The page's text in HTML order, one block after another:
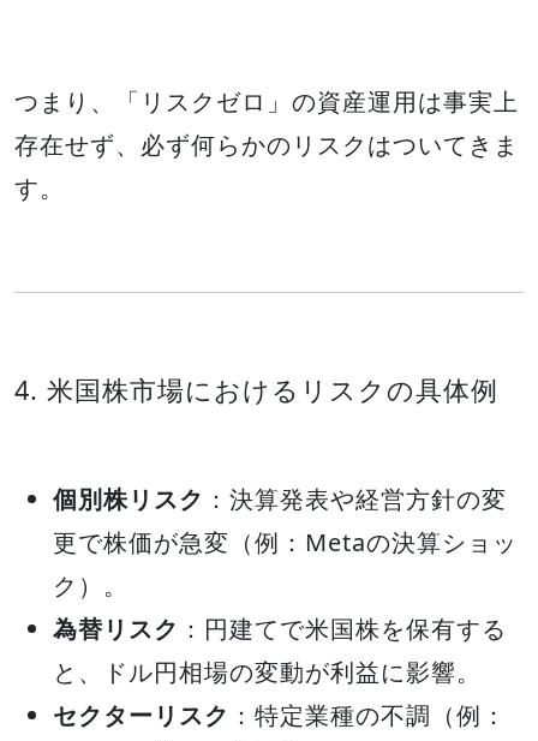
つまり、「リスクゼロ」の資産運用は事実上
存在せず、必ず何らかのリスクはついてきま
す。
4. 米国株市場におけるリスクの具体例
個別株リスク ：決算発表や経営方針の変
更で株価が急変（例：Metaの決算ショッ
ク）。
為替リスク ：円建てで米国株を保有する
と、ドル円相場の変動が利益に影響。
セクターリスク ：特定業種の不調（例：